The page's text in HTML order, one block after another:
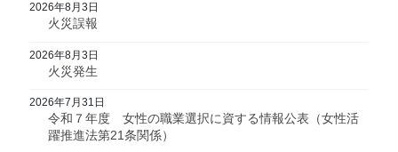
火災誤報
2026年8月3日
火災発生
2026年8月3日
令和７年度 女性の職業選択に資する情報公表（女性活
躍推進法第21条関係）
2026年7月31日